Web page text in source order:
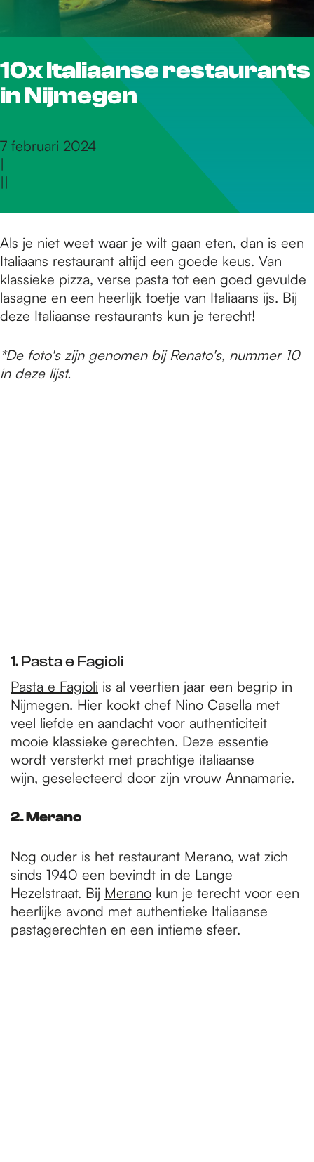
r
d
e
o
m
e
p
10x Italiaanse restaurants
in Nijmegen
7 februari 2024
|
||
Als je niet weet waar je wilt gaan eten, dan is een
Italiaans restaurant altijd een goede keus. Van
klassieke pizza, verse pasta tot een goed gevulde
lasagne en een heerlijk toetje van Italiaans ijs. Bij
deze Italiaanse restaurants kun je terecht!
*De foto's zijn genomen bij Renato's, nummer 10
in deze lijst.
1. Pasta e Fagioli
Pasta e Fagioli is al veertien jaar een begrip in
Nijmegen. Hier kookt chef Nino Casella met
veel liefde en aandacht voor authenticiteit
mooie klassieke gerechten. Deze essentie
wordt versterkt met prachtige italiaanse
wijn, geselecteerd door zijn vrouw Annamarie.
2. Merano
Nog ouder is het restaurant Merano, wat zich
sinds 1940 een bevindt in de Lange
Hezelstraat. Bij Merano kun je terecht voor een
heerlijke avond met authentieke Italiaanse
pastagerechten en een intieme sfeer.